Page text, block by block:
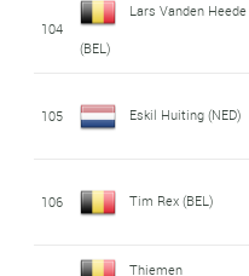
104
Lars Vanden Heede
(BEL)
105 Eskil Huiting (NED)
106 Tim Rex (BEL)
Thiemen